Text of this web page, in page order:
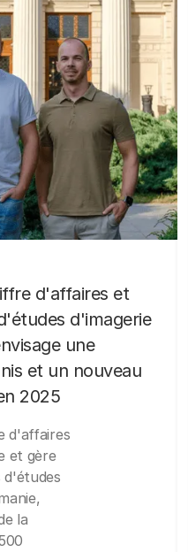
d'affaires et
d'imagerie
une
et un nouveau
2025
d'affaires
et gère
d'études
la